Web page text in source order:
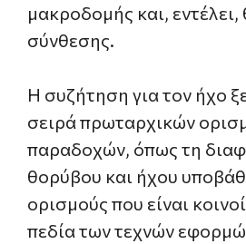
μακροδομής και, εντέλει,
σύνθεσης.
Η συζήτηση για τον ήχο
σειρά πρωταρχικών
παραδοχών, όπως τη
θορύβου και ήχου
ορισμούς που είναι
πεδία των τεχνών